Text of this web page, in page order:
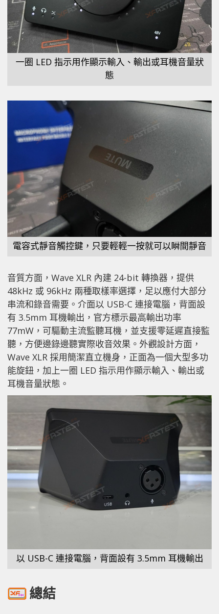
一圈 LED 指示用作顯示輸入、輸出或耳機音量狀
態
電容式靜音觸控鍵，只要輕輕一按就可以瞬間靜音
音質方面，Wave XLR 內建 24-bit 轉換器，提供
48kHz 或 96kHz 兩種取樣率選擇，足以應付大部分
串流和錄音需要。介面以 USB-C 連接電腦，背面設
有 3.5mm 耳機輸出，官方標示最高輸出功率
77mW，可驅動主流監聽耳機，並支援零延遲直接監
聽，方便邊錄邊聽實際收音效果。外觀設計方面，
Wave XLR 採用簡潔直立機身，正面為一個大型多功
能旋鈕，加上一圈 LED 指示用作顯示輸入、輸出或
耳機音量狀態。
以 USB-C 連接電腦，背面設有 3.5mm 耳機輸出
總結